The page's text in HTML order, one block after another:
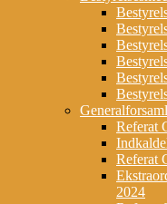
Referat
Referat
2024